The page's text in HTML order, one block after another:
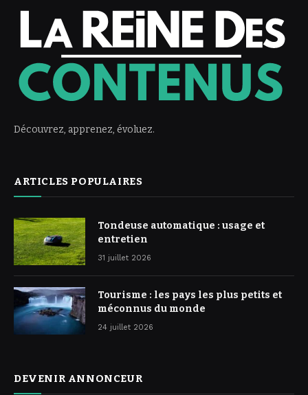
Découvrez, apprenez, évoluez.
ARTICLES POPULAIRES
Tondeuse automatique : usage et
entretien
31 juillet 2026
Tourisme : les pays les plus petits et
méconnus du monde
24 juillet 2026
DEVENIR ANNONCEUR